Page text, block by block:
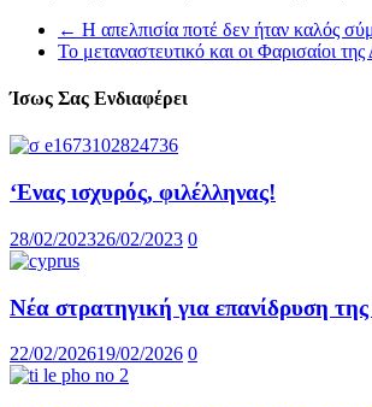
← Η απελπισία ποτέ δεν ήταν καλός
Το μεταναστευτικό και οι Φαρισαίοι
Ίσως Σας Ενδιαφέρει
‘Ενας ισχυρός, φιλέλληνας!
28/02/202326/02/2023 0
Νέα στρατηγική για επανίδρυση
22/02/202619/02/2026 0